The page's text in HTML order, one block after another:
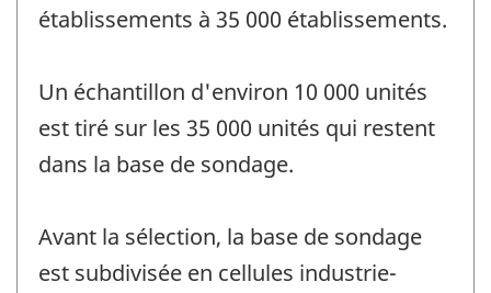
établissements à 35 000 établissements.
Un échantillon d'environ 10 000 unités
est tiré sur les 35 000 unités qui restent
dans la base de sondage.
Avant la sélection, la base de sondage
est subdivisée en cellules industrie-